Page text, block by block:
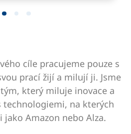
cíle pracujeme pouze s
prací žijí a milují ji. Jsme
který miluje inovace a
technologiemi, na kterých
Amazon nebo Alza.